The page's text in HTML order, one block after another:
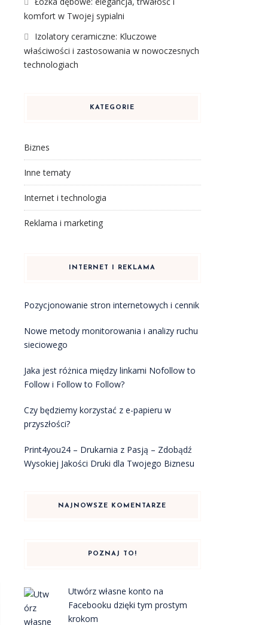
komfort w Twojej sypialni
Izolatory ceramiczne: Kluczowe
właściwości i zastosowania w nowoczesnych
technologiach
KATEGORIE
Biznes
Inne tematy
Internet i technologia
Reklama i marketing
INTERNET I REKLAMA
Pozycjonowanie stron internetowych i cennik
Nowe metody monitorowania i analizy ruchu
sieciowego
Jaka jest różnica między linkami Nofollow to
Follow i Follow to Follow?
Czy będziemy korzystać z e-papieru w
przyszłości?
Print4you24 – Drukarnia z Pasją – Zdobądź
Wysokiej Jakości Druki dla Twojego Biznesu
NAJNOWSZE KOMENTARZE
POZNAJ TO!
Utwórz własne konto na
Facebooku dzięki tym prostym
krokom